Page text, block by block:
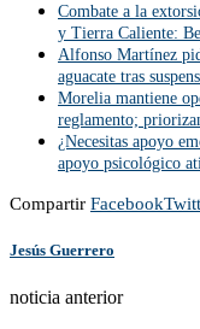
Combate a la
y Tierra Caliente:
Alfonso Martínez
aguacate tras
Morelia mantiene
reglamento;
¿Necesitas apoyo
apoyo psicológico
Compartir Facebook
Jesús Guerrero
noticia anterior